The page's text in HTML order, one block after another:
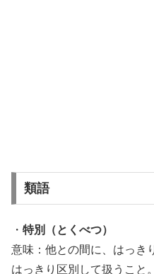
類語
・ 特別（とくべつ）
意味：他との間に、はっき
はっきり区別して扱うこと